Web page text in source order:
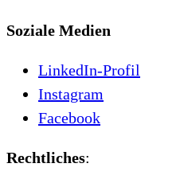
Soziale Medien
LinkedIn-Profil
Instagram
Facebook
Rechtliches: